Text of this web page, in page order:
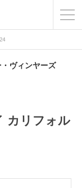
ヴィンヤーズ
カリフォル